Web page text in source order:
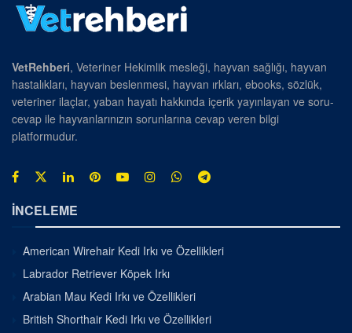
VetRehberi, Veteriner Hekimlik mesleği, hayvan sağlığı, hayvan
hastalıkları, hayvan beslenmesi, hayvan ırkları, ebooks, sözlük,
veteriner ilaçlar, yaban hayatı hakkında içerik yayınlayan ve soru-
cevap ile hayvanlarınızın sorunlarına cevap veren bilgi
platformudur.
İNCELEME
American Wirehair Kedi Irkı ve Özellikleri
Labrador Retriever Köpek Irkı
Arabian Mau Kedi Irkı ve Özellikleri
British Shorthair Kedi Irkı ve Özellikleri